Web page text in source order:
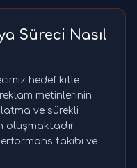
Süreci Nasıl
hedef kitle
metinlerinin
ve sürekli
oluşmaktadır.
takibi ve